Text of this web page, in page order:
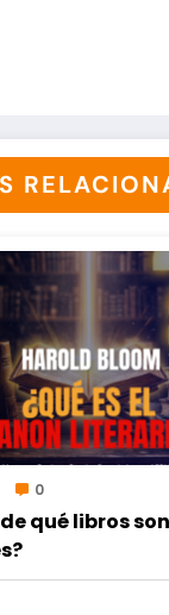
Señor Director,
contar en
2025